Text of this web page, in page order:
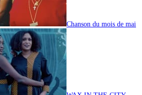
Chanson du mois de mai